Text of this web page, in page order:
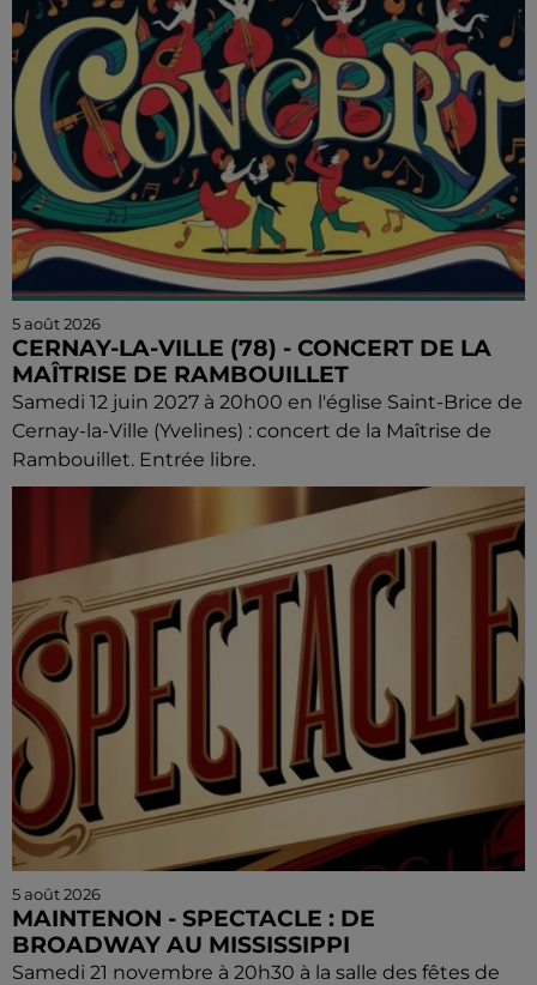
5 août 2026
CERNAY-LA-VILLE (78) - CONCERT DE LA
MAÎTRISE DE RAMBOUILLET
Samedi 12 juin 2027 à 20h00 en l'église Saint-Brice de
Cernay-la-Ville (Yvelines) : concert de la Maîtrise de
Rambouillet. Entrée libre.
5 août 2026
MAINTENON - SPECTACLE : DE
BROADWAY AU MISSISSIPPI
Samedi 21 novembre à 20h30 à la salle des fêtes de